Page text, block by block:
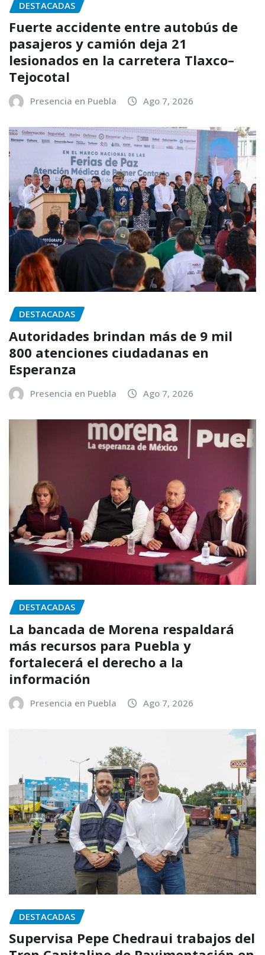
DESTACADAS
Fuerte accidente entre autobús de
pasajeros y camión deja 21
lesionados en la carretera Tlaxco–
Tejocotal
Presencia en Puebla Ago 7, 2026
DESTACADAS
Autoridades brindan más de 9 mil
800 atenciones ciudadanas en
Esperanza
Presencia en Puebla Ago 7, 2026
DESTACADAS
La bancada de Morena respaldará
más recursos para Puebla y
fortalecerá el derecho a la
información
Presencia en Puebla Ago 7, 2026
DESTACADAS
Supervisa Pepe Chedraui trabajos del